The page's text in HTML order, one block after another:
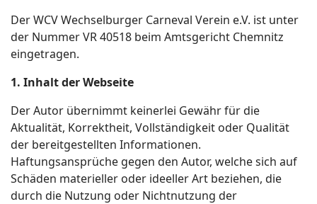
Der WCV Wechselburger Carneval Verein e.V. ist unter
der Nummer VR 40518 beim Amtsgericht Chemnitz
eingetragen.
1. Inhalt der Webseite
Der Autor übernimmt keinerlei Gewähr für die
Aktualität, Korrektheit, Vollständigkeit oder Qualität
der bereitgestellten Informationen.
Haftungsansprüche gegen den Autor, welche sich auf
Schäden materieller oder ideeller Art beziehen, die
durch die Nutzung oder Nichtnutzung der